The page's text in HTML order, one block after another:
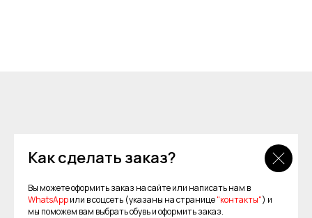
Как сделать заказ?
Вы можете оформить заказ на сайте или написать нам в
WhatsAppили в соцсеть (указаны на странице"контакты") и
мы поможем вам выбрать обувь и оформить заказ.